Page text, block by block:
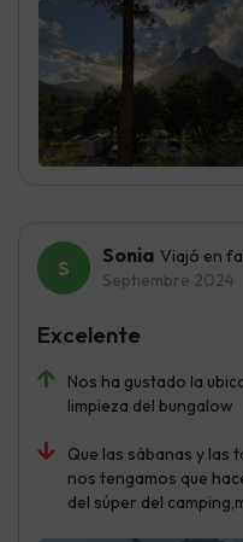
Sonia Viajó en
Septiembre 2024
Nos ha gustado la
limpieza del bungalow
Que las sábanas y las
nos tengamos que
del súper del
Excelente